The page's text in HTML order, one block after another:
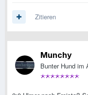
Zitieren
Munchy
Bunter Hund im